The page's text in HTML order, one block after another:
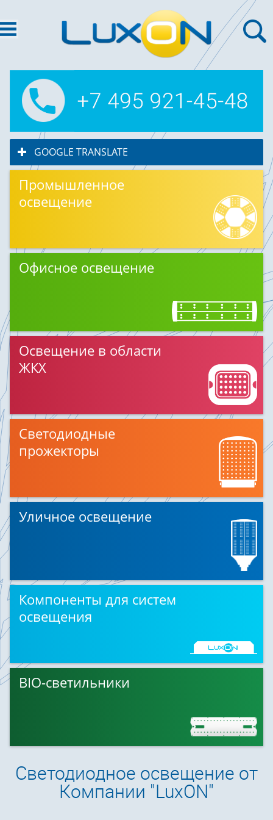
GOOGLE TRANSLATE
Промышленное
освещение
Офисное освещение
Освещение в области
ЖКХ
Светодиодные
прожекторы
Уличное освещение
Компоненты для систем
освещения
BIO-светильники
Светодиодное освещение от
Компании "LuxON"